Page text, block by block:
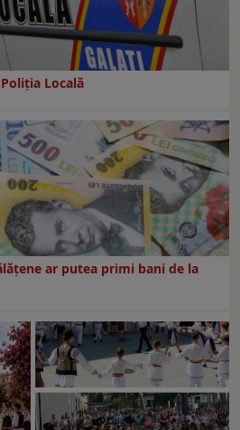
Locală
ar putea primi bani de la